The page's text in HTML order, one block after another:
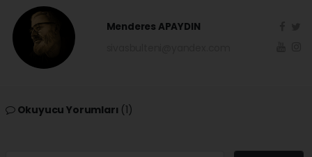
Menderes APAYDIN
Okuyucu Yorumları (1)